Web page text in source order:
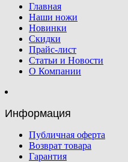
Главная
Наши ножи
Новинки
Скидки
Прайс-лист
Статьи и Новости
О Компании
Информация
Публичная оферта
Возврат товара
Гарантия